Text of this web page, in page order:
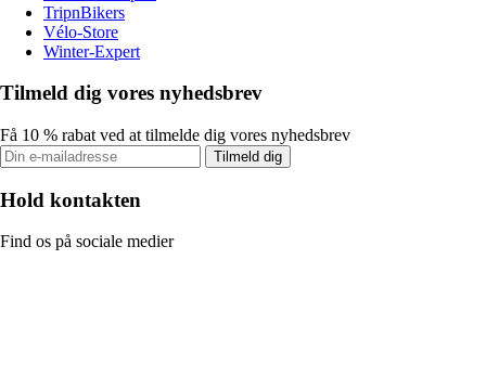
TripnBikers
Vélo-Store
Winter-Expert
Tilmeld dig vores nyhedsbrev
Få 10 % rabat ved at tilmelde dig vores nyhedsbrev
Tilmeld dig
Hold kontakten
Find os på sociale medier